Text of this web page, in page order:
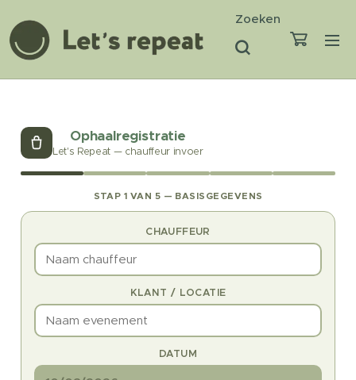
Zoeken
Ophaalregistratie
Let's Repeat — chauffeur invoer
STAP 1 VAN 5 — BASISGEGEVENS
CHAUFFEUR
KLANT / LOCATIE
DATUM